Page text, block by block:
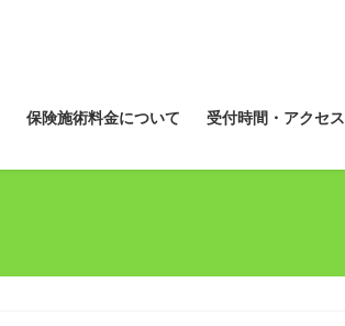
保険施術料金について 受付時間・アクセス